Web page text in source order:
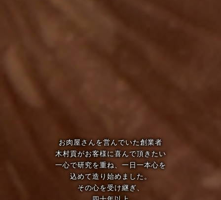
お肉屋さんを営んでいた創業者
木村貢がお客様に喜んで頂きたい
一心で研究を重ね、一日一本心を
込めて造り始めました。
その心を受け継ぎ、